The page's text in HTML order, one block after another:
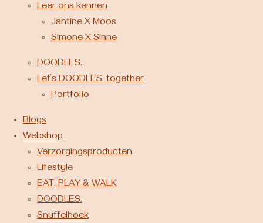
Leer ons kennen
Jantine X Moos
Simone X Sinne
DOODLES.
Let’s DOODLES. together
Portfolio
Blogs
Webshop
Verzorgingsproducten
Lifestyle
EAT, PLAY & WALK
DOODLES.
Snuffelhoek